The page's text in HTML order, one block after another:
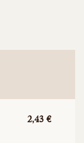
Prix unitaire
2,43 €